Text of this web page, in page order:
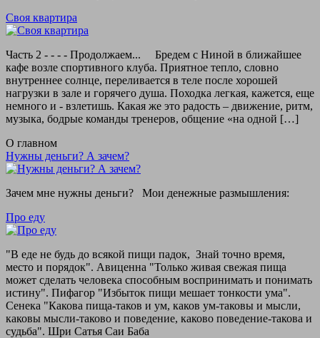
Своя квартира
Часть 2 - - - - Продолжаем... Бредем с Ниной в ближайшее
кафе возле спортивного клуба. Приятное тепло, словно
внутреннее солнце, переливается в теле после хорошей
нагрузки в зале и горячего душа. Походка легкая, кажется, еще
немного и - взлетишь. Какая же это радость – движение, ритм,
музыка, бодрые команды тренеров, общение «на одной […]
О главном
Нужны деньги? А зачем?
Зачем мне нужны деньги? Мои денежные размышления:
Про еду
"В еде не будь до всякой пищи падок, Знай точно время,
место и порядок". Авиценна "Только живая свежая пища
может сделать человека способным воспринимать и понимать
истину". Пифагор "Избыток пищи мешает тонкости ума".
Сенека "Какова пища-таков и ум, каков ум-таковы и мысли,
каковы мысли-таково и поведение, каково поведение-такова и
судьба". Шри Сатья Саи Баба